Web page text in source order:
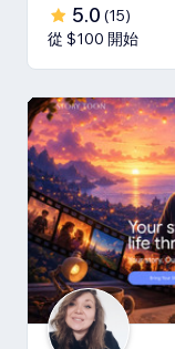
5.0 (15)
從 $100 開始